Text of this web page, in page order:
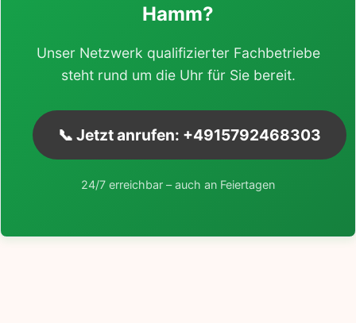
Hamm?
Unser Netzwerk qualifizierter Fachbetriebe
steht rund um die Uhr für Sie bereit.
📞 Jetzt anrufen: +4915792468303
24/7 erreichbar – auch an Feiertagen